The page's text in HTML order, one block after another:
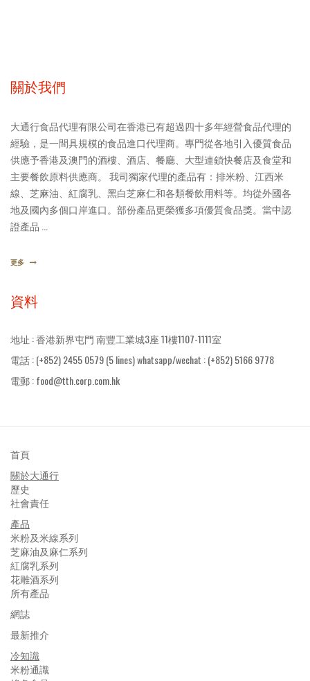
關於我們
大通行食品代理有限公司在香港已有超過四十多年經營食品代理的
經驗，是一間具規模的食品進口代理商。專門從各地引入優質食品
供應予香港及澳門的酒樓、酒店、餐廳、大型連鎖快餐店及食堂和
主要餐飲原料供應商。 我司獨家代理的產品有：排米粉、江西米
線、芝麻油、紅腐乳、黑白芝麻仁和各類餐飲用料等。均從外國各
地及國內多個口岸進口。部份產品更榮獲多項優質食品獎。當中認
證產品 ...
更多
資料
地址 : 香港新界屯門 南豐工業城3座 11樓1107-1111室
電話 : (+852) 2455 0579 (5 lines) whatsapp/wechat : (+852) 5166 9778
電郵 :food@tth.corp.com.hk
首頁
關於大通行
歷史
社會責任
產品
米粉及米線系列
芝麻油及麻仁系列
紅腐乳系列
花雕酒系列
所有產品
網誌
最新推介
冷知識
米粉通識